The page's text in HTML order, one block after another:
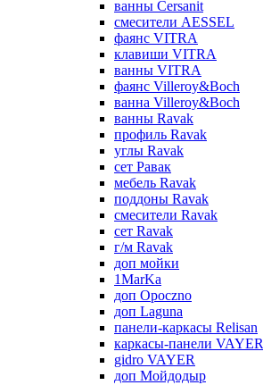
ванны Cersanit
смесители AESSEL
фаянс VITRA
клавиши VITRA
ванны VITRA
фаянс Villeroy&Boch
ванна Villeroy&Boch
ванны Ravak
профиль Ravak
углы Ravak
сет Равак
мебель Ravak
поддоны Ravak
смесители Ravak
сет Ravak
г/м Ravak
доп мойки
1MarKa
доп Opoczno
доп Laguna
панели-каркасы Relisan
каркасы-панели VAYER
gidro VAYER
доп Мойдодыр